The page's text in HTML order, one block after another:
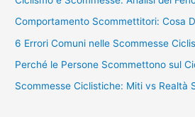
Comportamento Scommettitori: Cosa
6 Errori Comuni nelle Scommesse
Perché le Persone Scommettono sul
Scommesse Ciclistiche: Miti vs Realtà